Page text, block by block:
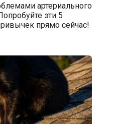
артериального
эти 5
прямо сейчас!